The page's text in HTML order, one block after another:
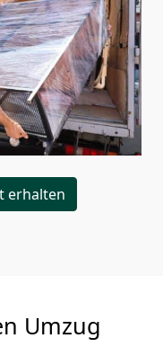
erhalten
Umzug